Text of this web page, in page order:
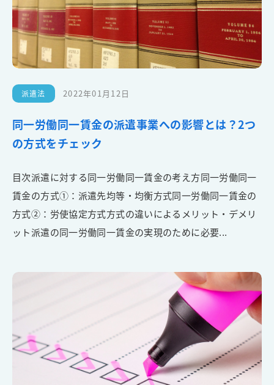
派遣法 2022年01月12日
同一労働同一賃金の派遣事業への影響とは？2つ
の方式をチェック
目次派遣に対する同一労働同一賃金の考え方同一労働同一
賃金の方式①：派遣先均等・均衡方式同一労働同一賃金の
方式②：労使協定方式方式の違いによるメリット・デメリ
ット派遣の同一労働同一賃金の実現のために必要...